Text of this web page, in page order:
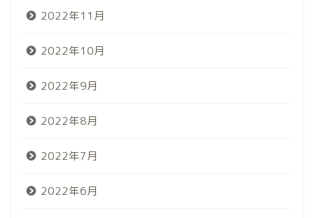
2022年11月
2022年10月
2022年9月
2022年8月
2022年7月
2022年6月